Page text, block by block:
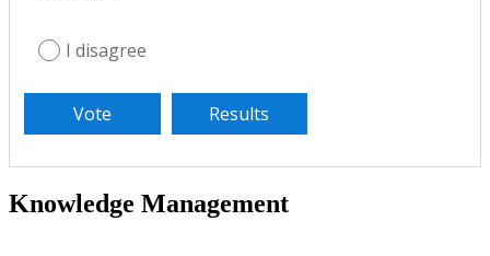
I disagree
Knowledge Management